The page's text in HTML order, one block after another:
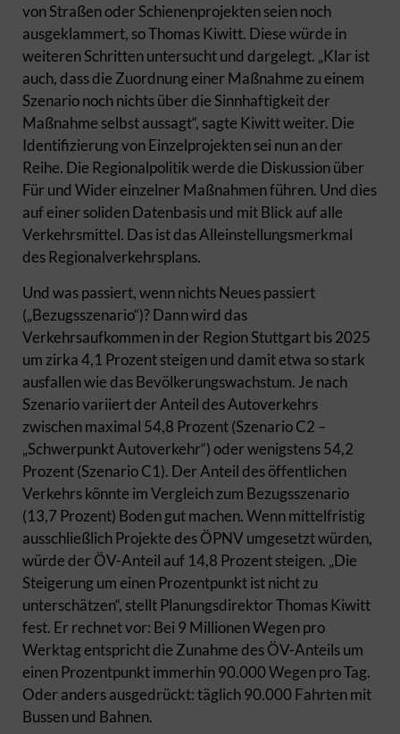
von Straßen oder Schienenprojekten seien noch
ausgeklammert, so Thomas Kiwitt. Diese würde in
weiteren Schritten untersucht und dargelegt. „Klar ist
auch, dass die Zuordnung einer Maßnahme zu einem
Szenario noch nichts über die Sinnhaftigkeit der
Maßnahme selbst aussagt“, sagte Kiwitt weiter. Die
Identifizierung von Einzelprojekten sei nun an der
Reihe. Die Regionalpolitik werde die Diskussion über
Für und Wider einzelner Maßnahmen führen. Und dies
auf einer soliden Datenbasis und mit Blick auf alle
Verkehrsmittel. Das ist das Alleinstellungsmerkmal
des Regionalverkehrsplans.
Und was passiert, wenn nichts Neues passiert
(„Bezugsszenario“)? Dann wird das
Verkehrsaufkommen in der Region Stuttgart bis 2025
um zirka 4,1 Prozent steigen und damit etwa so stark
ausfallen wie das Bevölkerungswachstum. Je nach
Szenario variiert der Anteil des Autoverkehrs
zwischen maximal 54,8 Prozent (Szenario C2 –
„Schwerpunkt Autoverkehr“) oder wenigstens 54,2
Prozent (Szenario C1). Der Anteil des öffentlichen
Verkehrs könnte im Vergleich zum Bezugsszenario
(13,7 Prozent) Boden gut machen. Wenn mittelfristig
ausschließlich Projekte des ÖPNV umgesetzt würden,
würde der ÖV-Anteil auf 14,8 Prozent steigen. „Die
Steigerung um einen Prozentpunkt ist nicht zu
unterschätzen“, stellt Planungsdirektor Thomas Kiwitt
fest. Er rechnet vor: Bei 9 Millionen Wegen pro
Werktag entspricht die Zunahme des ÖV-Anteils um
einen Prozentpunkt immerhin 90.000 Wegen pro Tag.
Oder anders ausgedrückt: täglich 90.000 Fahrten mit
Bussen und Bahnen.